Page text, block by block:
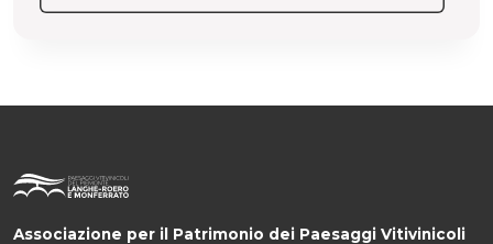
Associazione per il Patrimonio dei Paesaggi Vitivinicoli